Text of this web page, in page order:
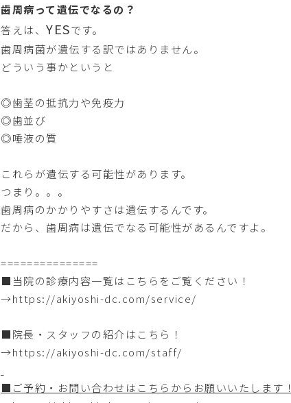
歯周病って遺伝でなるの？
答えは、YESです。
歯周病菌が遺伝する訳ではありません。
どういう事かというと
◎歯茎の抵抗力や免疫力
◎歯並び
◎唾液の質
これらが遺伝する可能性があります。
つまり。。。
歯周病のかかりやすさは遺伝するんです。
だから、歯周病は遺伝でなる可能性があるんですよ。
===============
■当院の診療内容一覧はこちらをご覧ください！
→https://akiyoshi-dc.com/service/
■院長・スタッフの紹介はこちら！
→https://akiyoshi-dc.com/staff/
■ ご予約・お問い合わせはこちらからお願いいたします！